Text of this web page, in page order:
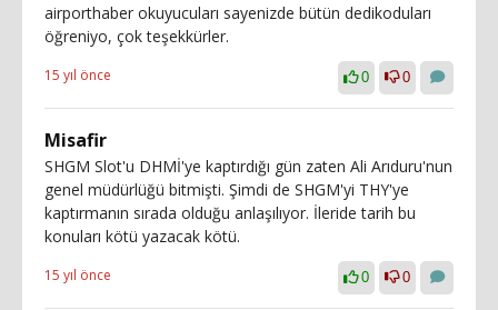
airporthaber okuyucuları sayenizde bütün dedikoduları
öğreniyo, çok teşekkürler.
15 yıl önce 0 0
Misafir
SHGM Slot'u DHMİ'ye kaptırdığı gün zaten Ali Arıduru'nun
genel müdürlüğü bitmişti. Şimdi de SHGM'yi THY'ye
kaptırmanın sırada olduğu anlaşılıyor. İleride tarih bu
konuları kötü yazacak kötü.
15 yıl önce 0 0